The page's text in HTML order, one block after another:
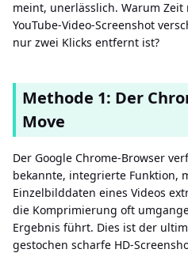
meint, unerlässlich. Warum
YouTube-Video-Screenshot
nur zwei Klicks entfernt ist?
Methode 1: Der
Move
Der Google Chrome-Browser
bekannte, integrierte Funktion,
Einzelbilddaten eines Videos
die Komprimierung oft
Ergebnis führt. Dies ist der
gestochen scharfe HD-